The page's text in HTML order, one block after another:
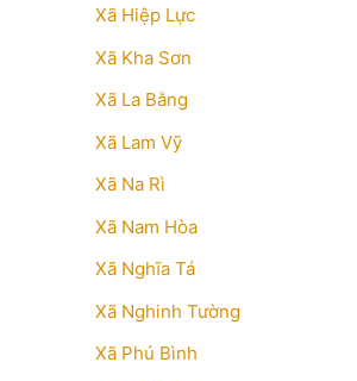
Xã Hiệp Lực
Xã Kha Sơn
Xã La Bằng
Xã Lam Vỹ
Xã Na Rì
Xã Nam Hòa
Xã Nghĩa Tá
Xã Nghinh Tường
Xã Phú Bình